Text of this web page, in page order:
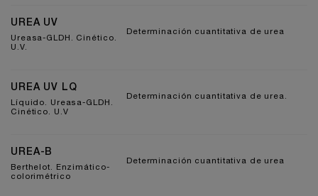
UREA UV
Ureasa-GLDH. Cinético.
U.V.
Determinación cuantitativa de urea
UREA UV LQ
Líquido. Ureasa-GLDH.
Cinético. U.V
Determinación cuantitativa de urea.
UREA-B
Berthelot. Enzimático-
colorimétrico
Determinación cuantitativa de urea